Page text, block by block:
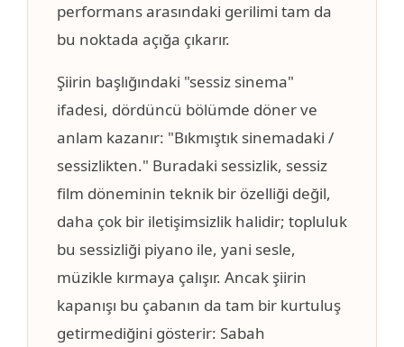
performans arasındaki gerilimi tam da
bu noktada açığa çıkarır.
Şiirin başlığındaki "sessiz sinema"
ifadesi, dördüncü bölümde döner ve
anlam kazanır: "Bıkmıştık sinemadaki /
sessizlikten." Buradaki sessizlik, sessiz
film döneminin teknik bir özelliği değil,
daha çok bir iletişimsizlik halidir; topluluk
bu sessizliği piyano ile, yani sesle,
müzikle kırmaya çalışır. Ancak şiirin
kapanışı bu çabanın da tam bir kurtuluş
getirmediğini gösterir: Sabah